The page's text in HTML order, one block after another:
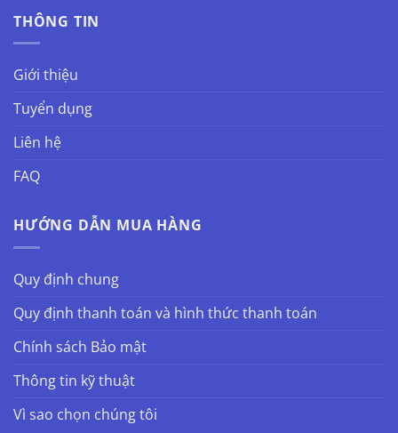
THÔNG TIN
Giới thiệu
Tuyển dụng
Liên hệ
FAQ
HƯỚNG DẪN MUA HÀNG
Quy định chung
Quy định thanh toán và hình thức thanh toán
Chính sách Bảo mật
Thông tin kỹ thuật
Vì sao chọn chúng tôi